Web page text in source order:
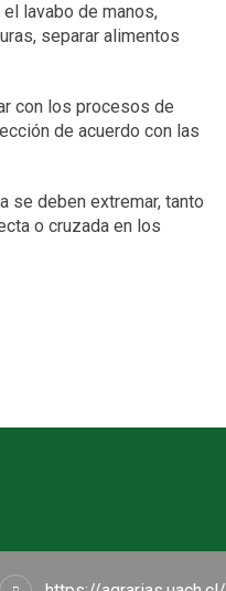
lavabo de manos,
separar alimentos
con los procesos de
de acuerdo con las
se deben extremar, tanto
o cruzada en los